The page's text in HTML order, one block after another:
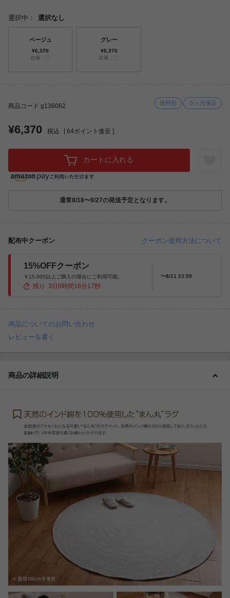
選択中： 選択なし
ベージュ
¥6,370
在庫：〇
グレー
¥6,370
在庫：〇
商品コード g136062 送料別 ３ヶ月保証
¥6,370 税込 [ 64ポイント進呈 ]
カートに入れる
通常8/18〜8/27の発送予定となります。
配布中クーポン クーポン使用方法について
15%OFFクーポン
￥15,000以上ご購入の場合にご利用可能。
残り 3 日0 時間 16分15秒
〜8/11 23:59
商品についてのお問い合わせ
レビューを書く
商品の詳細説明